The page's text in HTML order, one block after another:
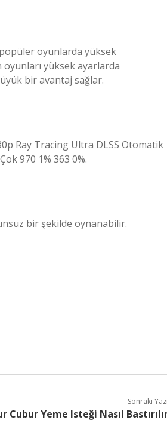
popüler oyunlarda yüksek
yüksek ayarlarda
bir avantaj sağlar.
Ray Tracing Ultra DLSS Otomatik
970 1% 363 0%.
bir şekilde oynanabilir.
Sonraki
Cubur Yeme Isteği Nasıl